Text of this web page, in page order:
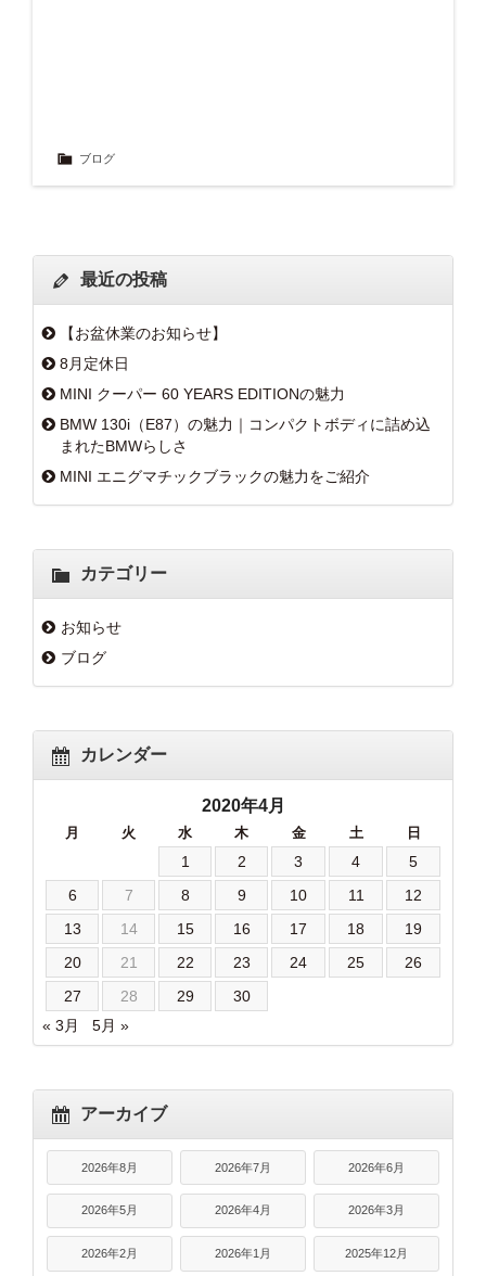
ブログ
最近の投稿
【お盆休業のお知らせ】
8月定休日
MINI クーパー 60 YEARS EDITIONの魅力
BMW 130i（E87）の魅力｜コンパクトボディに詰め込
まれたBMWらしさ
MINI エニグマチックブラックの魅力をご紹介
カテゴリー
お知らせ
ブログ
カレンダー
2020年4月
月 火 水 木 金 土 日
1 2 3 4
5
6
7 8 9 10 11
12
13
14 15 16 17 18
19
20
21 22 23 24 25
26
27
28 29
30
« 3月
5月 »
アーカイブ
2026年8月 2026年7月 2026年6月
2026年5月 2026年4月 2026年3月
2026年2月 2026年1月 2025年12月